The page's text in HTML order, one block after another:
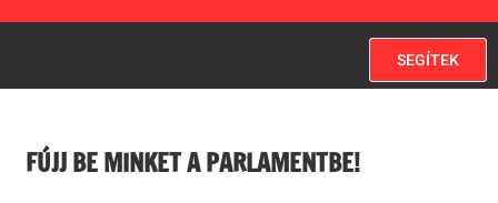
SEGÍTEK
FÚJJ BE MINKET A PARLAMENTBE!